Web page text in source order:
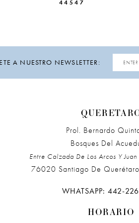
44547
A NUESTRO NEWSLETTER:
Prol. Bernardo
Bosques Del
Entre Calzada De Los Arcos Y
76020 Santiago De
WHATSAPP: 442-
HORARIO